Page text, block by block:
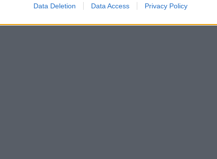
Data Deletion Data Access Privacy Policy